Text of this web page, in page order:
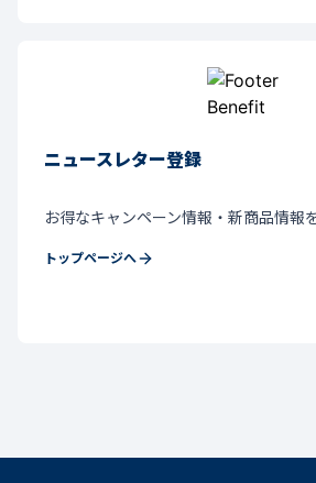
ニュースレター登録
お得なキャンペーン情報・新商品情報
トップページへ